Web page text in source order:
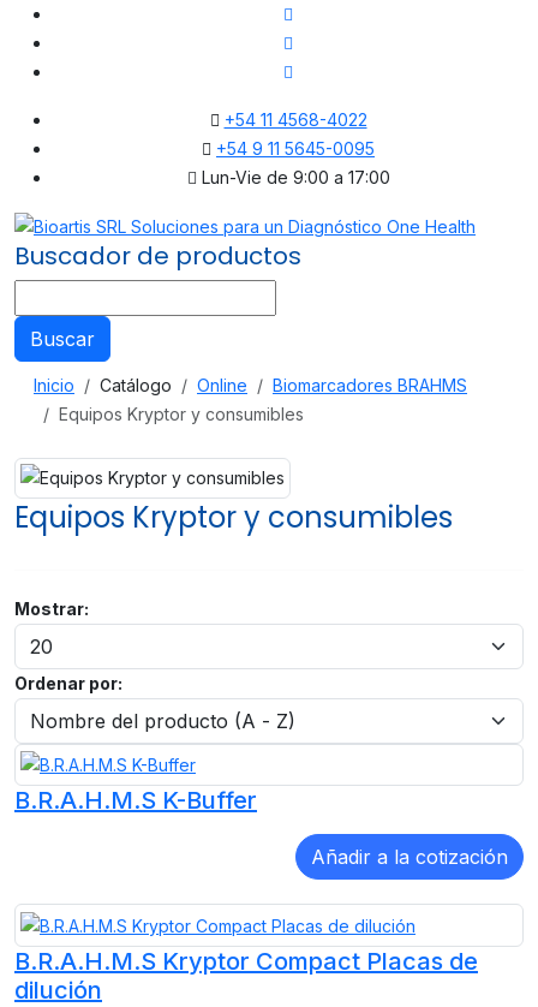
+54 11 4568-4022
+54 9 11 5645-0095
Lun-Vie de 9:00 a 17:00
Buscador de productos
Buscar
Inicio Catálogo Online
Biomarcadores BRAHMS
Equipos Kryptor y consumibles
Equipos Kryptor y consumibles
Mostrar:
Ordenar por:
B.R.A.H.M.S K-Buffer
B.R.A.H.M.S Kryptor Compact Placas de
dilución